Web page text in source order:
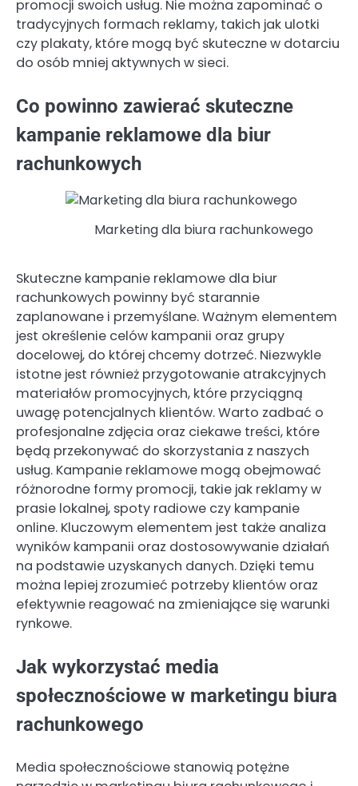
promocji swoich usług. Nie można zapominać o
tradycyjnych formach reklamy, takich jak ulotki
czy plakaty, które mogą być skuteczne w dotarciu
do osób mniej aktywnych w sieci.
Co powinno zawierać skuteczne
kampanie reklamowe dla biur
rachunkowych
Marketing dla biura rachunkowego
Skuteczne kampanie reklamowe dla biur
rachunkowych powinny być starannie
zaplanowane i przemyślane. Ważnym elementem
jest określenie celów kampanii oraz grupy
docelowej, do której chcemy dotrzeć. Niezwykle
istotne jest również przygotowanie atrakcyjnych
materiałów promocyjnych, które przyciągną
uwagę potencjalnych klientów. Warto zadbać o
profesjonalne zdjęcia oraz ciekawe treści, które
będą przekonywać do skorzystania z naszych
usług. Kampanie reklamowe mogą obejmować
różnorodne formy promocji, takie jak reklamy w
prasie lokalnej, spoty radiowe czy kampanie
online. Kluczowym elementem jest także analiza
wyników kampanii oraz dostosowywanie działań
na podstawie uzyskanych danych. Dzięki temu
można lepiej zrozumieć potrzeby klientów oraz
efektywnie reagować na zmieniające się warunki
rynkowe.
Jak wykorzystać media
społecznościowe w marketingu biura
rachunkowego
Media społecznościowe stanowią potężne